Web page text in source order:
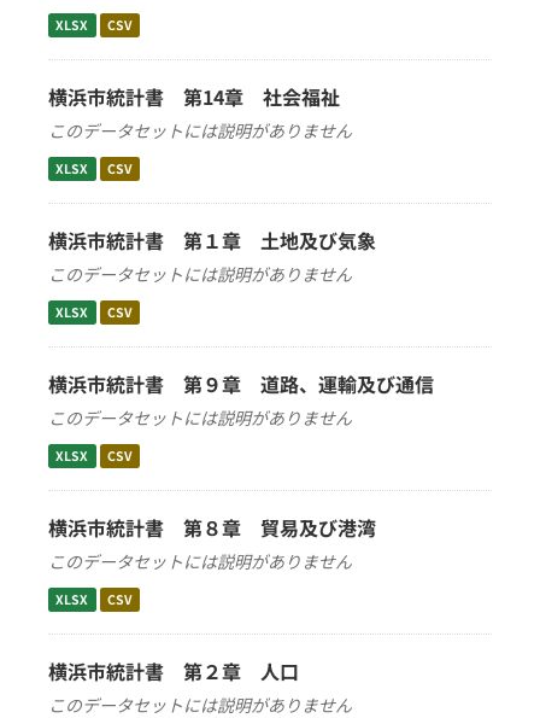
XLSX CSV
横浜市統計書 第14章 社会福祉
このデータセットには説明がありません
XLSX CSV
横浜市統計書 第１章 土地及び気象
このデータセットには説明がありません
XLSX CSV
横浜市統計書 第９章 道路、運輸及び通信
このデータセットには説明がありません
XLSX CSV
横浜市統計書 第８章 貿易及び港湾
このデータセットには説明がありません
XLSX CSV
横浜市統計書 第２章 人口
このデータセットには説明がありません